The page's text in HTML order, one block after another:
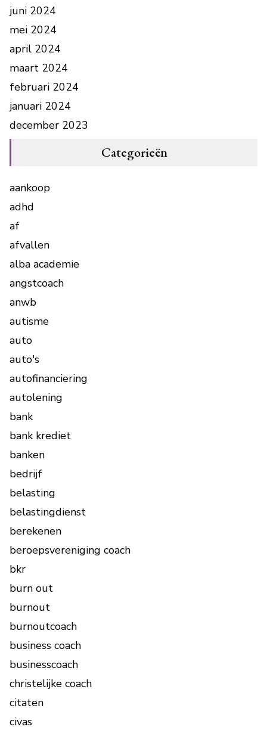
juni 2024
mei 2024
april 2024
maart 2024
februari 2024
januari 2024
december 2023
Categorieën
aankoop
adhd
af
afvallen
alba academie
angstcoach
anwb
autisme
auto
auto's
autofinanciering
autolening
bank
bank krediet
banken
bedrijf
belasting
belastingdienst
berekenen
beroepsvereniging coach
bkr
burn out
burnout
burnoutcoach
business coach
businesscoach
christelijke coach
citaten
civas